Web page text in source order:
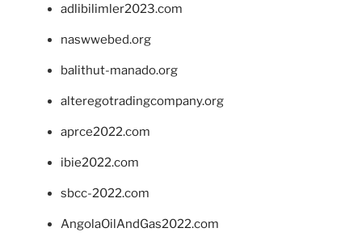
adlibilimler2023.com
naswwebed.org
balithut-manado.org
alteregotradingcompany.org
aprce2022.com
ibie2022.com
sbcc-2022.com
AngolaOilAndGas2022.com